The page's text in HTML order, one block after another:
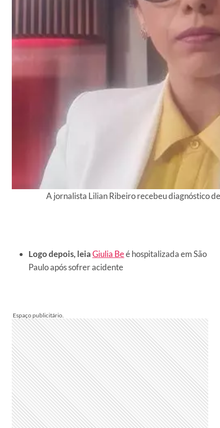
A jornalista Lilian Ribeiro recebeu diagnóstico
Logo depois, leiaGiulia Beé hospitalizada em São
Paulo após sofrer acidente